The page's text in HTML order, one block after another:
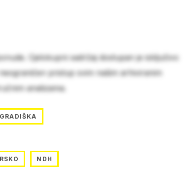
Cjelokupni sadržaj dostupan je isključivo
pristup svim našim arhiviranim
analizama.
NDH